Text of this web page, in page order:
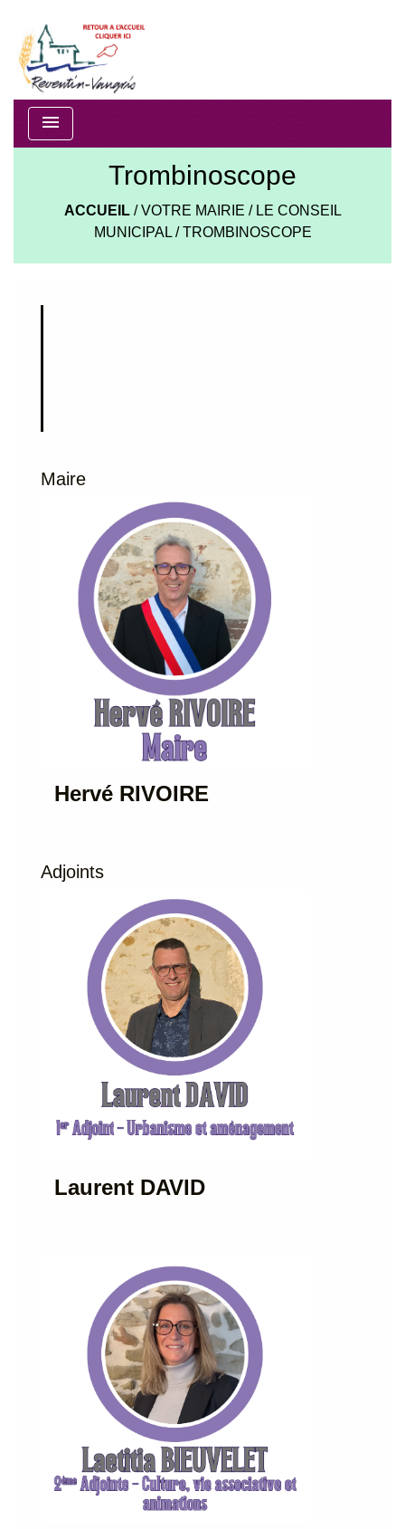
menu
Trombinoscope
ACCUEIL/VOTRE MAIRIE / LE CONSEIL
MUNICIPAL/TROMBINOSCOPE
Maire
Hervé RIVOIRE
Adjoints
Laurent DAVID